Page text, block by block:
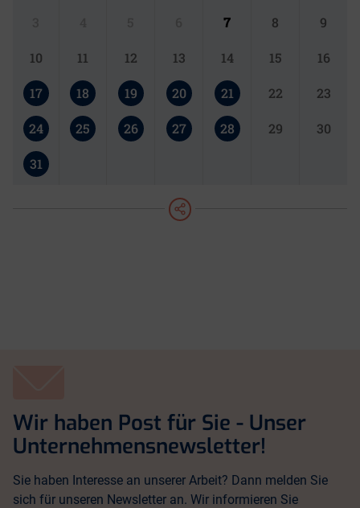
7 8 9
10 11 12 13 14 15 16
17 18 19 20 21 22 23
24 25 26 27 28 29 30
31
teilen
Wir haben Post für Sie - Unser
Unternehmensnewsletter!
Sie haben Interesse an unserer Arbeit? Dann melden Sie
sich für unseren Newsletter an. Wir informieren Sie